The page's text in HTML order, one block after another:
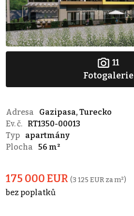
11
Fotogalerie
Adresa
Gazipasa, Turecko
Ev. č.
RT1350-00013
Typ
apartmány
Plocha
56 m²
175 000 EUR (3 125 EUR za m²)
bez poplatků